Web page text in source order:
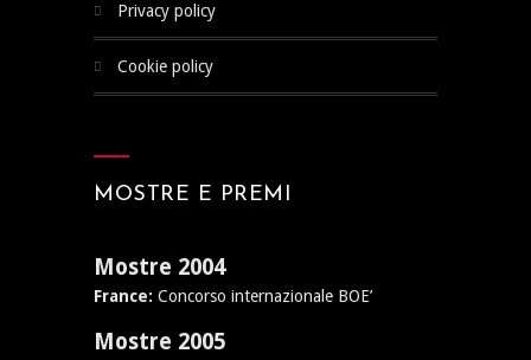
privacy policy
cookie policy
MOSTRE E PREMI
Mostre 2004
France: Concorso internazionale BOE’
Mostre 2005